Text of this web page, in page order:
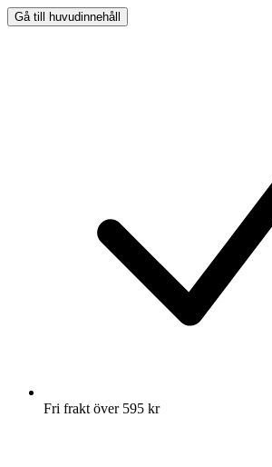
Gå till huvudinnehåll
Fri frakt över 595 kr